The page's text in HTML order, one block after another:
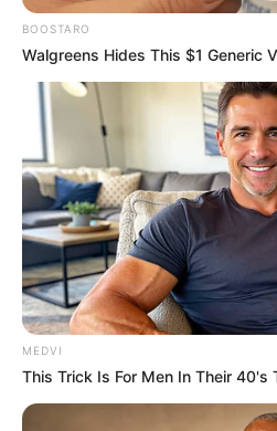
BOOSTARO
Walgreens Hides This $1 Generic
MEDVI
This Trick Is For Men In Their 40's